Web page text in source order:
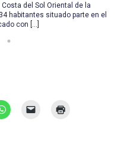
del Sol Oriental de la
habitantes situado parte en el
con […]